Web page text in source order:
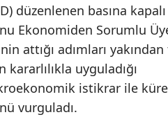
düzenlenen basına kapalı
Ekonomiden Sorumlu
attığı adımları
uyguladığı
istikrar ile
vurguladı.